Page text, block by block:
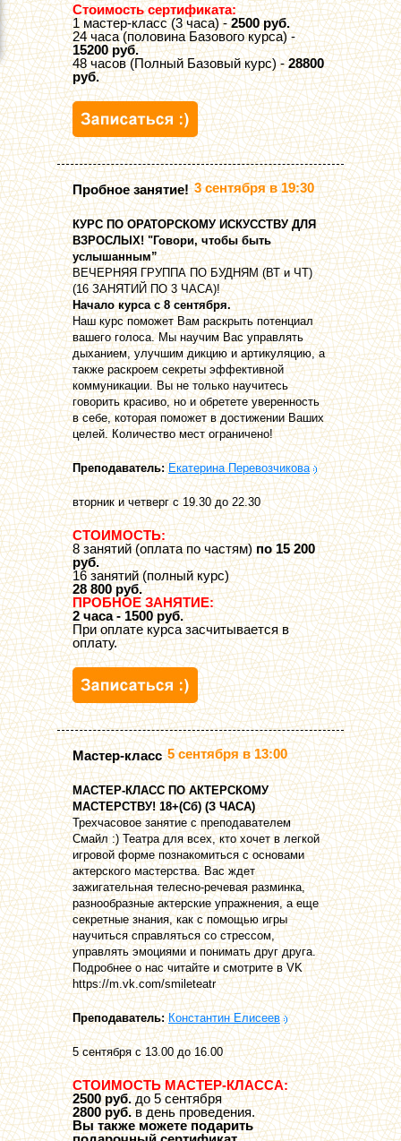
Стоимость сертификата:
1 мастер-класс (3 часа) -2500 руб.
24 часа (половина Базового курса) -
15200 руб.
48 часов (Полный Базовый курс) -28800
руб.
Пробное занятие! 3 сентября в 19:30
КУРС ПО ОРАТОРСКОМУ ИСКУССТВУ ДЛЯ
ВЗРОСЛЫХ! "Говори, чтобы быть
услышанным”
ВЕЧЕРНЯЯ ГРУППА ПО БУДНЯМ (ВТ и ЧТ)
(16 ЗАНЯТИЙ ПО 3 ЧАСА)!
Начало курса с 8 сентября.
Наш курс поможет Вам раскрыть потенциал
вашего голоса. Мы научим Вас управлять
дыханием, улучшим дикцию и артикуляцию, а
также раскроем секреты эффективной
коммуникации. Вы не только научитесь
говорить красиво, но и обретете уверенность
в себе, которая поможет в достижении Ваших
целей. Количество мест ограничено!
Преподаватель: Екатерина Перевозчикова
вторник и четверг с 19.30 до 22.30
СТОИМОСТЬ:
8 занятий (оплата по частям)по 15 200
руб.
16 занятий (полный курс)
28 800 руб.
ПРОБНОЕ ЗАНЯТИЕ:
2 часа - 1500 руб.
При оплате курса засчитывается в
оплату.
Мастер-класс 5 сентября в 13:00
МАСТЕР-КЛАСС ПО АКТЕРСКОМУ
МАСТЕРСТВУ! 18+(Сб) (З ЧАСА)
Трехчасовое занятие с преподавателем
Смайл :) Театра для всех, кто хочет в легкой
игровой форме познакомиться с основами
актерского мастерства. Вас ждет
зажигательная телесно-речевая разминка,
разнообразные актерские упражнения, а еще
секретные знания, как с помощью игры
научиться справляться со стрессом,
управлять эмоциями и понимать друг друга.
Подробнее о нас читайте и смотрите в VK
https://m.vk.com/smileteatr
Преподаватель: Константин Елисеев
5 сентября с 13.00 до 16.00
СТОИМОСТЬ МАСТЕР-КЛАССА:
2500 руб.до 5 сентября
2800 руб.в день проведения.
Вы также можете подарить